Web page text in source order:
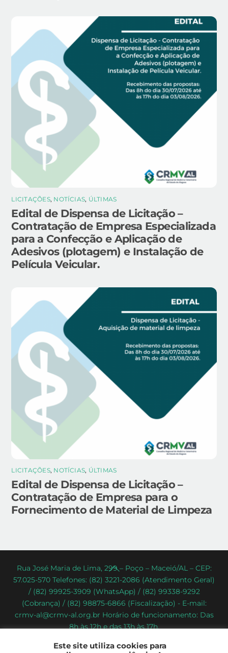
LICITAÇÕES, NOTÍCIAS, ÚLTIMAS
Edital de Dispensa de Licitação –
Contratação de Empresa Especializada
para a Confecção e Aplicação de
Adesivos (plotagem) e Instalação de
Película Veicular.
LICITAÇÕES, NOTÍCIAS, ÚLTIMAS
Edital de Dispensa de Licitação –
Contratação de Empresa para o
Fornecimento de Material de Limpeza
Back
To
Top
Rua José Maria de Lima, 299 – Poço – Maceió/AL – CEP:
57.025-570 Telefones: (82) 3221-2086 (Atendimento Geral)
/ (82) 99925-3909 (WhatsApp) / (82) 99338-9292
(Cobrança) / (82) 98875-6866 (Fiscalização) - E-mail:
crmv-al@crmv-al.org.br Horário de funcionamento: Das
8h às 12h e das 13h às 17h.
Estado de Alagoas
Este site utiliza cookies para